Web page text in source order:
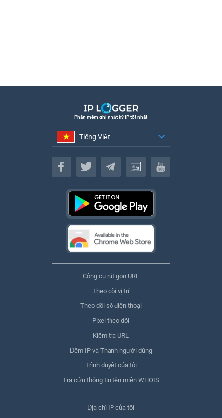
Phần mềm ghi nhật ký IP tốt nhất
Tiếng Việt
Tiếng Việt
Công cụ rút gọn URL
Theo dõi vị trí
Theo dõi số điện thoại
Pixel theo dõi
Kiểm tra URL
Đếm IP và Thanh người dùng
Trình duyệt của tôi
Tra cứu thông tin tên miền WHOIS
Địa chỉ IP của tôi